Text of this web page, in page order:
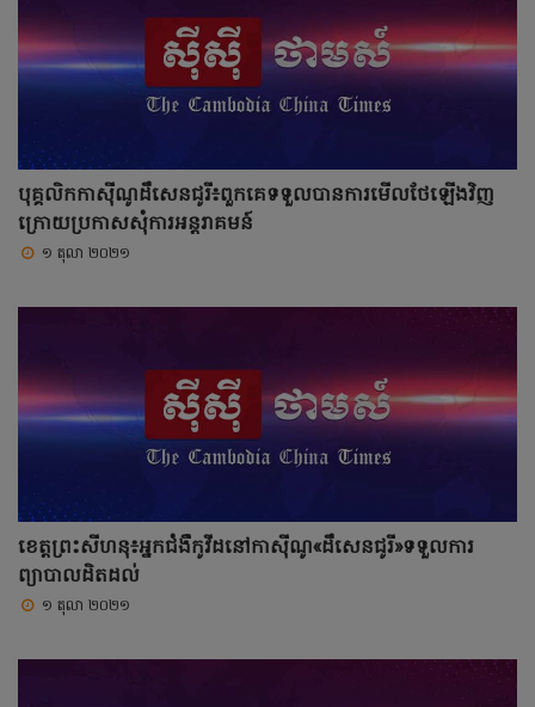
បុគ្គលិកកាស៊ីណូដឹសេនជូរី៖ពួកគេទទួលបានការមើលថែឡើងវិញ
ក្រោយប្រកាសសុំការអន្តរាគមន៍
១ តុលា ២០២១
ខេត្តព្រះសីហនុ៖អ្នកជំងឺកូវីដនៅកាស៊ីណូ«ដឹសេនជូរី»ទទួលការ
ព្យាបាលដិតដល់
១ តុលា ២០២១